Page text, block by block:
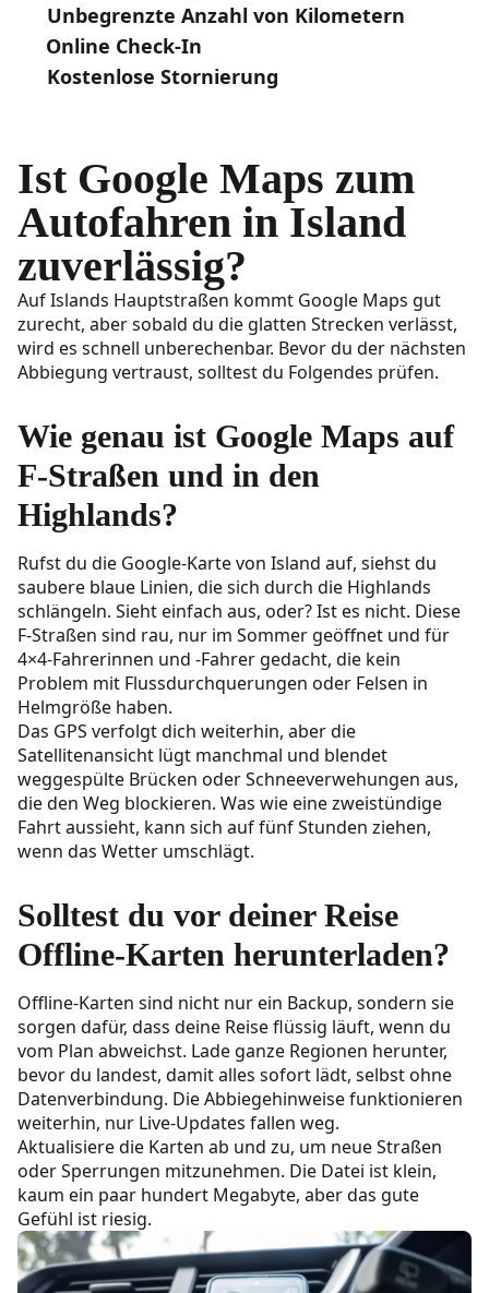
Unbegrenzte Anzahl von Kilometern
Online Check-In
Kostenlose Stornierung
Ist Google Maps zum
Autofahren in Island
zuverlässig?
Auf Islands Hauptstraßen kommt Google Maps gut
zurecht, aber sobald du die glatten Strecken verlässt,
wird es schnell unberechenbar. Bevor du der nächsten
Abbiegung vertraust, solltest du Folgendes prüfen.
Wie genau ist Google Maps auf
F-Straßen und in den
Highlands?
Rufst du die Google-Karte von Island auf, siehst du
saubere blaue Linien, die sich durch die Highlands
schlängeln. Sieht einfach aus, oder? Ist es nicht. Diese
F-Straßen sind rau, nur im Sommer geöffnet und für
4×4-Fahrerinnen und -Fahrer gedacht, die kein
Problem mit Flussdurchquerungen oder Felsen in
Helmgröße haben.
Das GPS verfolgt dich weiterhin, aber die
Satellitenansicht lügt manchmal und blendet
weggespülte Brücken oder Schneeverwehungen aus,
die den Weg blockieren. Was wie eine zweistündige
Fahrt aussieht, kann sich auf fünf Stunden ziehen,
wenn das Wetter umschlägt.
Solltest du vor deiner Reise
Offline-Karten herunterladen?
Offline-Karten sind nicht nur ein Backup, sondern sie
sorgen dafür, dass deine Reise flüssig läuft, wenn du
vom Plan abweichst. Lade ganze Regionen herunter,
bevor du landest, damit alles sofort lädt, selbst ohne
Datenverbindung. Die Abbiegehinweise funktionieren
weiterhin, nur Live-Updates fallen weg.
Aktualisiere die Karten ab und zu, um neue Straßen
oder Sperrungen mitzunehmen. Die Datei ist klein,
kaum ein paar hundert Megabyte, aber das gute
Gefühl ist riesig.